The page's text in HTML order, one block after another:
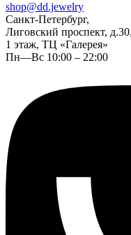
shop@dd.jewelry
Санкт-Петербург,
Лиговский проспект, д.30,
1 этаж, ТЦ «Галерея»
Пн—Вс 10:00 – 22:00